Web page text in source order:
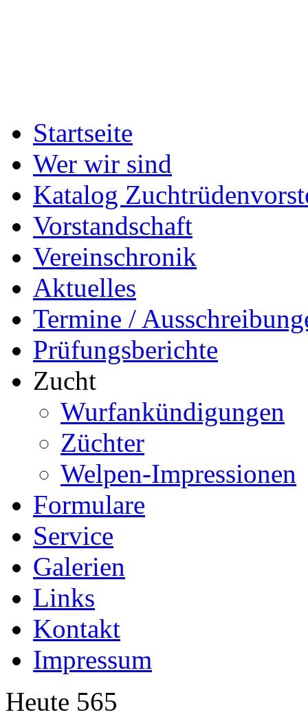
Startseite
Wer wir sind
Katalog
Vorstandschaft
Vereinschronik
Aktuelles
Termine /
Prüfungsberichte
Zucht
Wurfankündigungen
Züchter
Welpen-Impressionen
Formulare
Service
Galerien
Links
Kontakt
Impressum
Heute 565